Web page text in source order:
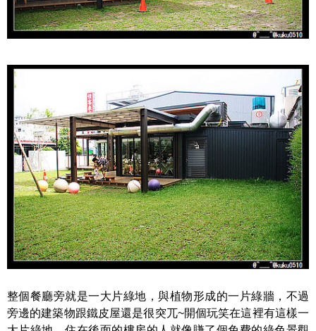
整個餐廳旁就是一大片綠地，與植物形成的一片綠牆，不過
旁邊的建築物跟鐵皮屋還是很突兀~開個玩笑在這裡有這樣一